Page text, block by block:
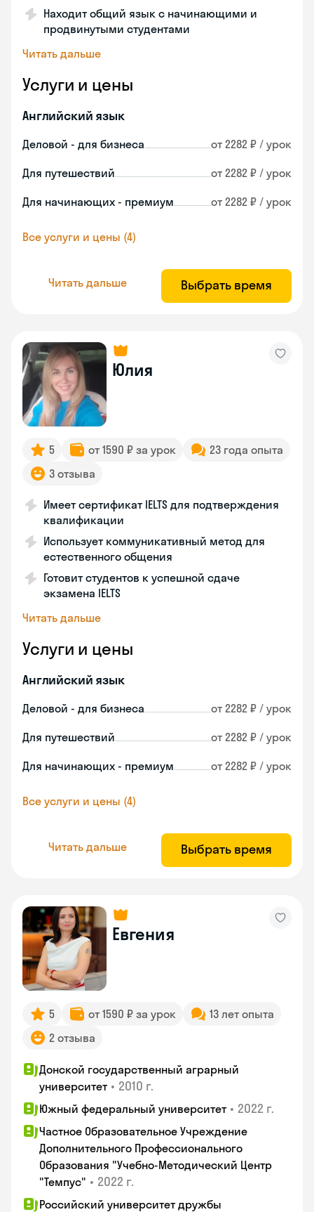
Находит общий язык с начинающими и
продвинутыми студентами
Читать дальше
Услуги и цены
Английский язык
Деловой - для бизнеса от 2282 ₽ / урок
Для путешествий от 2282 ₽ / урок
Для начинающих - премиум от 2282 ₽ / урок
Все услуги и цены (4)
Читать дальше Выбрать время
Юлия
5 от 1590 ₽ за урок
23 года опыта
3 отзыва
Имеет сертификат IELTS для подтверждения
квалификации
Использует коммуникативный метод для
естественного общения
Готовит студентов к успешной сдаче
экзамена IELTS
Читать дальше
Услуги и цены
Английский язык
Деловой - для бизнеса от 2282 ₽ / урок
Для путешествий от 2282 ₽ / урок
Для начинающих - премиум от 2282 ₽ / урок
Все услуги и цены (4)
Читать дальше Выбрать время
Евгения
5 от 1590 ₽ за урок
13 лет опыта
2 отзыва
Донской государственный аграрный
университет • 2010 г.
Южный федеральный университет • 2022 г.
Частное Образовательное Учреждение
Дополнительного Профессионального
Образования "Учебно-Методический Центр
"Темпус" • 2022 г.
Российский университет дружбы